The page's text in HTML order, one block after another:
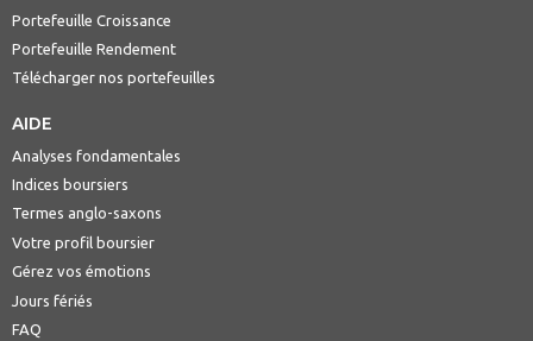
Portefeuille Croissance
Portefeuille Rendement
Télécharger nos portefeuilles
AIDE
Analyses fondamentales
Indices boursiers
Termes anglo-saxons
Votre profil boursier
Gérez vos émotions
Jours fériés
FAQ